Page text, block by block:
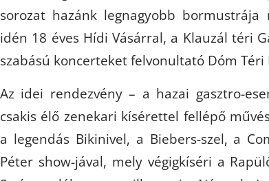
sorozat hazánk legnagyobb
idén 18 éves Hídi Vásárral, a Klauzál téri
szabású koncerteket felvonultató Dóm Téri
Az idei rendezvény – a hazai gasztro-
csakis élő zenekari kísérettel fellépő
a legendás Bikinivel, a Biebers-szel, a
Péter show-jával, mely végigkíséri a